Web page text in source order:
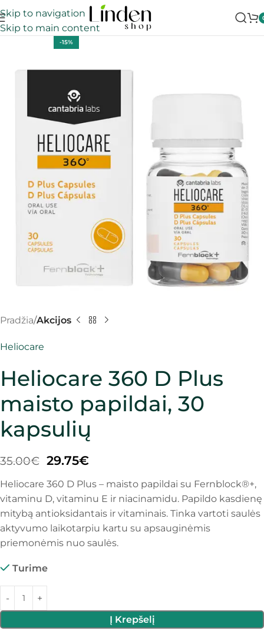
Skip to navigation
Skip to main content
-15%
Pradžia Akcijos
Heliocare
Heliocare 360 D Plus
maisto papildai, 30
kapsulių
35.00€ 29.75€
Heliocare 360 D Plus – maisto papildai su Fernblock®+,
vitaminu D, vitaminu E ir niacinamidu. Papildo kasdienę
mitybą antioksidantais ir vitaminais. Tinka vartoti saulės
aktyvumo laikotarpiu kartu su apsauginėmis
priemonėmis nuo saulės.
Turime
Į Krepšelį